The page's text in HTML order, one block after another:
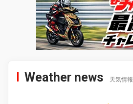
Weather news 天気情報